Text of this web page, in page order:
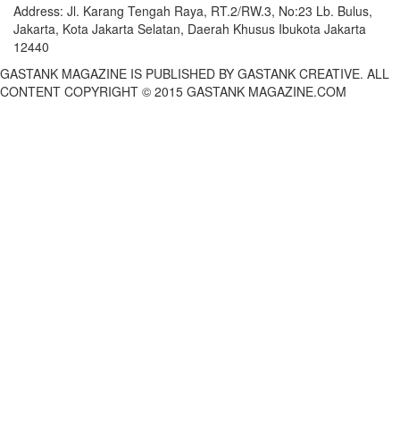
Address: Jl. Karang Tengah Raya, RT.2/RW.3, No:23 Lb. Bulus,
Jakarta, Kota Jakarta Selatan, Daerah Khusus Ibukota Jakarta
12440
GASTANK MAGAZINE IS PUBLISHED BY GASTANK CREATIVE. ALL
CONTENT COPYRIGHT © 2015 GASTANK MAGAZINE.COM